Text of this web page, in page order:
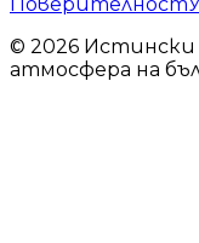
© 2026
атмосфера на